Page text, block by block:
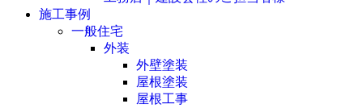
施工事例
一般住宅
外装
外壁塗装
屋根塗装
屋根工事